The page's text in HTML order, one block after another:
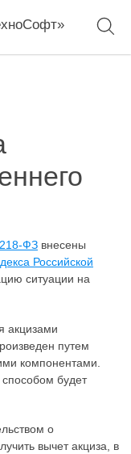
ФЗ внесены
Российской
ситуации на
акцизами
путем
компонентами.
способом будет
о
вычет акциза, в